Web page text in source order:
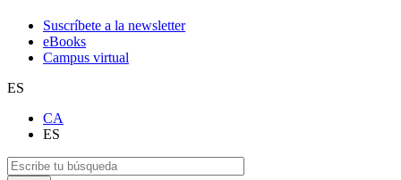
Suscríbete a la newsletter
eBooks
Campus virtual
ES
CA
ES